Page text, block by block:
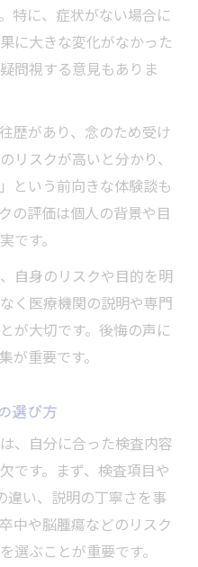
特に、症状がない場合に
に大きな変化がなかった
問視する意見もありま
歴があり、念のため受け
リスクが高いと分かり、
という前向きな体験談も
の評価は個人の背景や目
です。
自身のリスクや目的を明
く医療機関の説明や専門
が大切です。後悔の声に
が重要です。
選び方
、自分に合った検査内容
です。まず、検査項目や
違い、説明の丁寧さを事
中や脳腫瘍などのリスク
選ぶことが重要です。